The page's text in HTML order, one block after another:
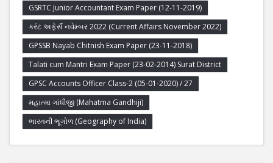
GSRTC Junior Accountant Exam Paper (12-11-2019)
કરંટ અફેર્સ નવેમ્બર 2022 (Current Affairs November 2022)
GPSSB Nayab Chitnish Exam Paper (23-11-2018)
Talati cum Mantri Exam Paper (23-02-2014) Surat District
GPSC Accounts Officer Class-2 (05-01-2020) / 27
મહાત્મા ગાંધીજી (Mahatma Gandhiji)
ભારતની ભૂગોળ (Geography of India)